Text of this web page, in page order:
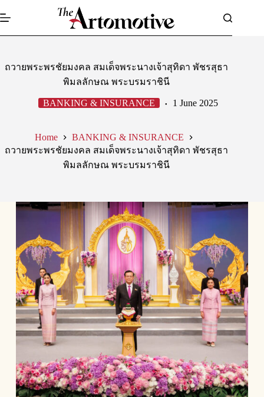
to
ถวายพระพรชัยมงคล สมเด็จพระนางเจ้าสุทิดา พัชรสุธา
พิมลลักษณ พระบรมราชินี
BANKING & INSURANCE 1 June 2025
Home
BANKING & INSURANCE
ถวายพระพรชัยมงคล สมเด็จพระนางเจ้าสุทิดา พัชรสุธา
พิมลลักษณ พระบรมราชินี